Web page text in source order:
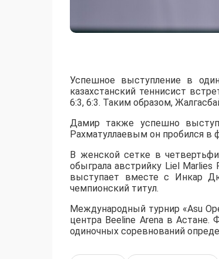
Успешное выступление в
казахстанский теннисист
6:3, 6:3. Таким образом,
Дамир также успешно
Рахматуллаевым он пробился в
В женской сетке в
обыграла австрийку Liel
выступает вместе с Инкар
чемпионский титул.
Международный турнир «Asu
центра Beeline Arena в Астане.
одиночных соревнований